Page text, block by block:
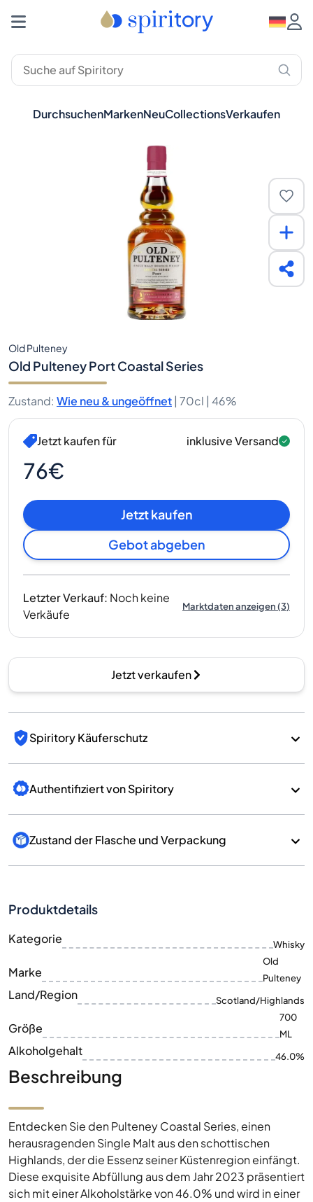
DurchsuchenMarkenNeuCollectionsVerkaufen
Old Pulteney
Old Pulteney Port Coastal Series
Zustand: Wie neu & ungeöffnet | 70cl | 46%
Jetzt kaufen für
76€
inklusive Versand
Jetzt kaufen
Gebot abgeben
Letzter Verkauf: Noch keine
Verkäufe
Marktdaten anzeigen(3)
Jetzt verkaufen
Spiritory Käuferschutz
Authentifiziert von Spiritory
Zustand der Flasche und Verpackung
Produktdetails
Kategorie Whisky
Marke
Old
Pulteney
Land/Region Scotland/Highlands
Größe
700
ML
Alkoholgehalt 46.0%
Beschreibung
Entdecken Sie den Pulteney Coastal Series, einen
herausragenden Single Malt aus den schottischen
Highlands, der die Essenz seiner Küstenregion einfängt.
Diese exquisite Abfüllung aus dem Jahr 2023 präsentiert
sich mit einer Alkoholstärke von 46.0% und wird in einer